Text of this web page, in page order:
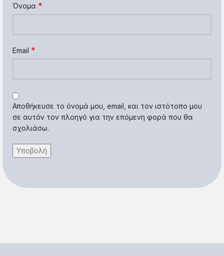
Όνομα *
Email *
Αποθήκευσε το όνομά μου, email, και τον ιστότοπο μου
σε αυτόν τον πλοηγό για την επόμενη φορά που θα
σχολιάσω.